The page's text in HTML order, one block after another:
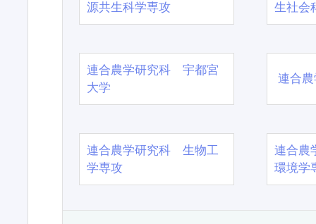
源共生科学専攻
生社会
連合農学研究科 宇都宮
大学
連合
連合農学研究科 生物工
学専攻
連合農
環境学